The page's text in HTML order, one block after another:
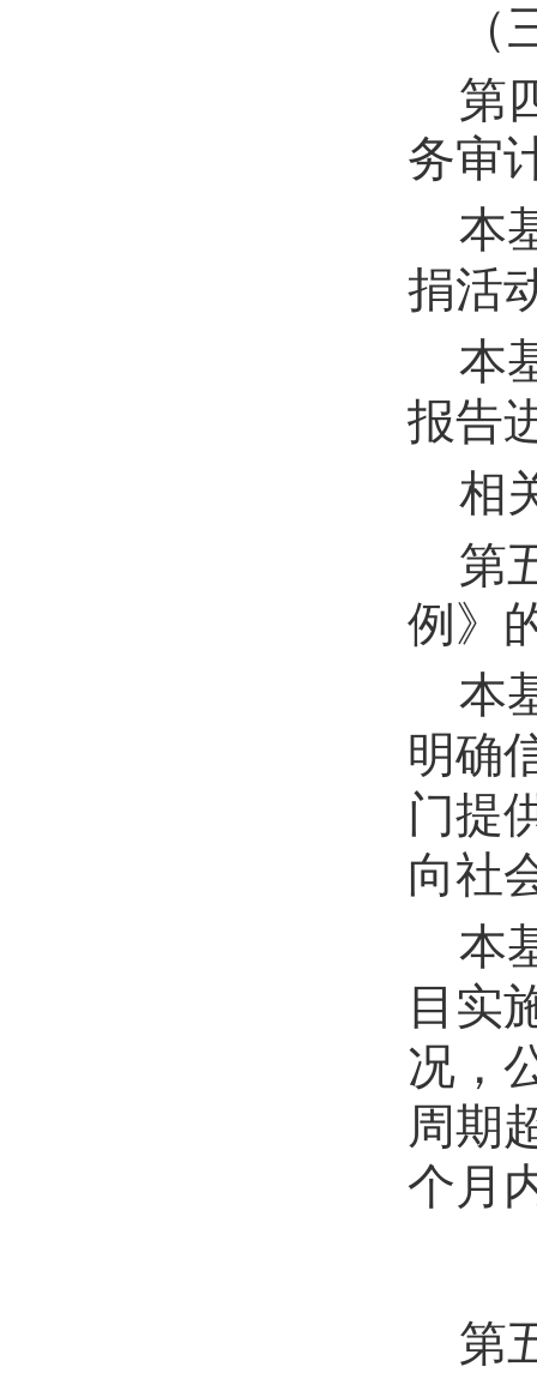
第
务审
本
捐活
本
报告
相
第
例》
本
明确
门提
向社
本
目实
况，
周期
个月
第